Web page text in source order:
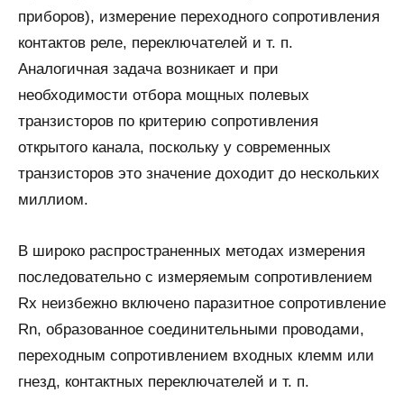
приборов), измерение переходного сопротивления
контактов реле, переключателей и т. п.
Аналогичная задача возникает и при
необходимости отбора мощных полевых
транзисторов по критерию сопротивления
открытого канала, поскольку у современных
транзисторов это значение доходит до нескольких
миллиом.
В широко распространенных методах измерения
последовательно с измеряемым сопротивлением
Rx неизбежно включено паразитное сопротивление
Rn, образованное соединительными проводами,
переходным сопротивлением входных клемм или
гнезд, контактных переключателей и т. п.